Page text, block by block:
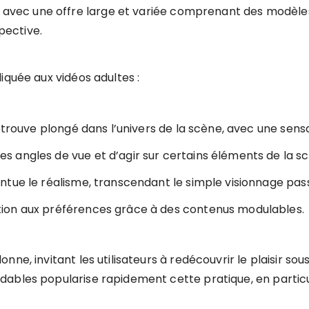
une offre large et variée comprenant des
aux vidéos adultes :
plongé dans l’univers de la scène, avec une
angles de vue et d’agir sur certains éléments de la
le réalisme, transcendant le simple visionnage
aux préférences grâce à des contenus modulables.
invitant les utilisateurs à redécouvrir le plaisir
popularise rapidement cette pratique, en